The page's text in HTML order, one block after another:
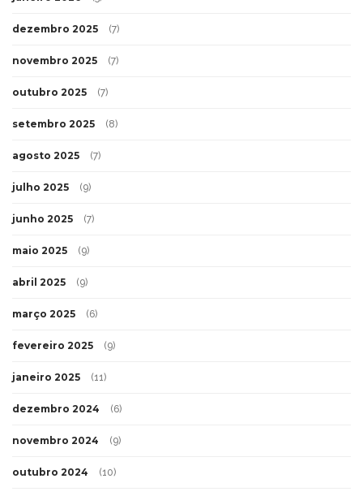
dezembro 2025 (7)
novembro 2025 (7)
outubro 2025 (7)
setembro 2025 (8)
agosto 2025 (7)
julho 2025 (9)
junho 2025 (7)
maio 2025 (9)
abril 2025 (9)
março 2025 (6)
fevereiro 2025 (9)
janeiro 2025 (11)
dezembro 2024 (6)
novembro 2024 (9)
outubro 2024 (10)